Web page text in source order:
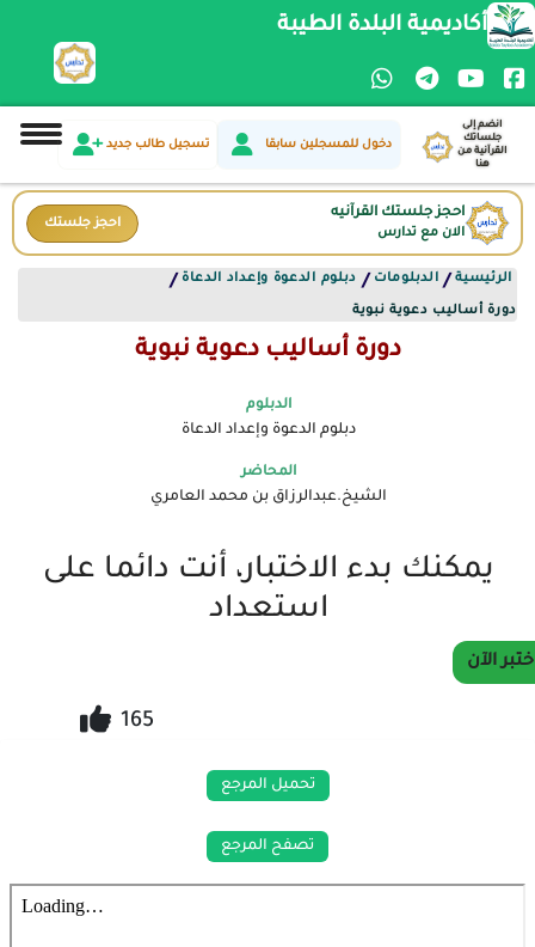
أكاديمية البلدة الطيبة
دخول للمسجلين سابقا تسجيل طالب جديد
انضم إلى
جلساتك
القرآنية من
هنا
احجز جلستك القرآنيه
الان مع تدارس
احجز جلستك
الرئيسية / الدبلومات / دبلوم الدعوة وإعداد الدعاة /
دورة أساليب دعوية نبوية
دورة أساليب دعوية نبوية
الدبلوم
دبلوم الدعوة وإعداد الدعاة
المحاضر
الشيخ.عبدالرزاق بن محمد العامري
يمكنك بدء الاختبار، أنت دائما على
استعداد
الآن
165
تحميل المرجع
تصفح المرجع